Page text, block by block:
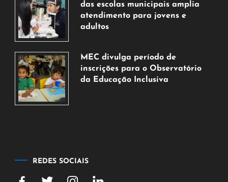
de
2026
das escolas municipais amplia
atendimento para jovens e
adultos
de
agosto
de
MEC divulga período de
inscrições para o Observatório
da Educação Inclusiva
REDES SOCIAIS